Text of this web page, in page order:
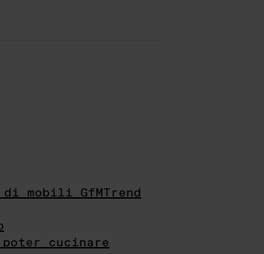
mobili GfMTrend
poter cucinare